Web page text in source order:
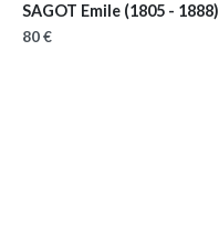
SAGOT Emile (1805 - 1888)
80 €